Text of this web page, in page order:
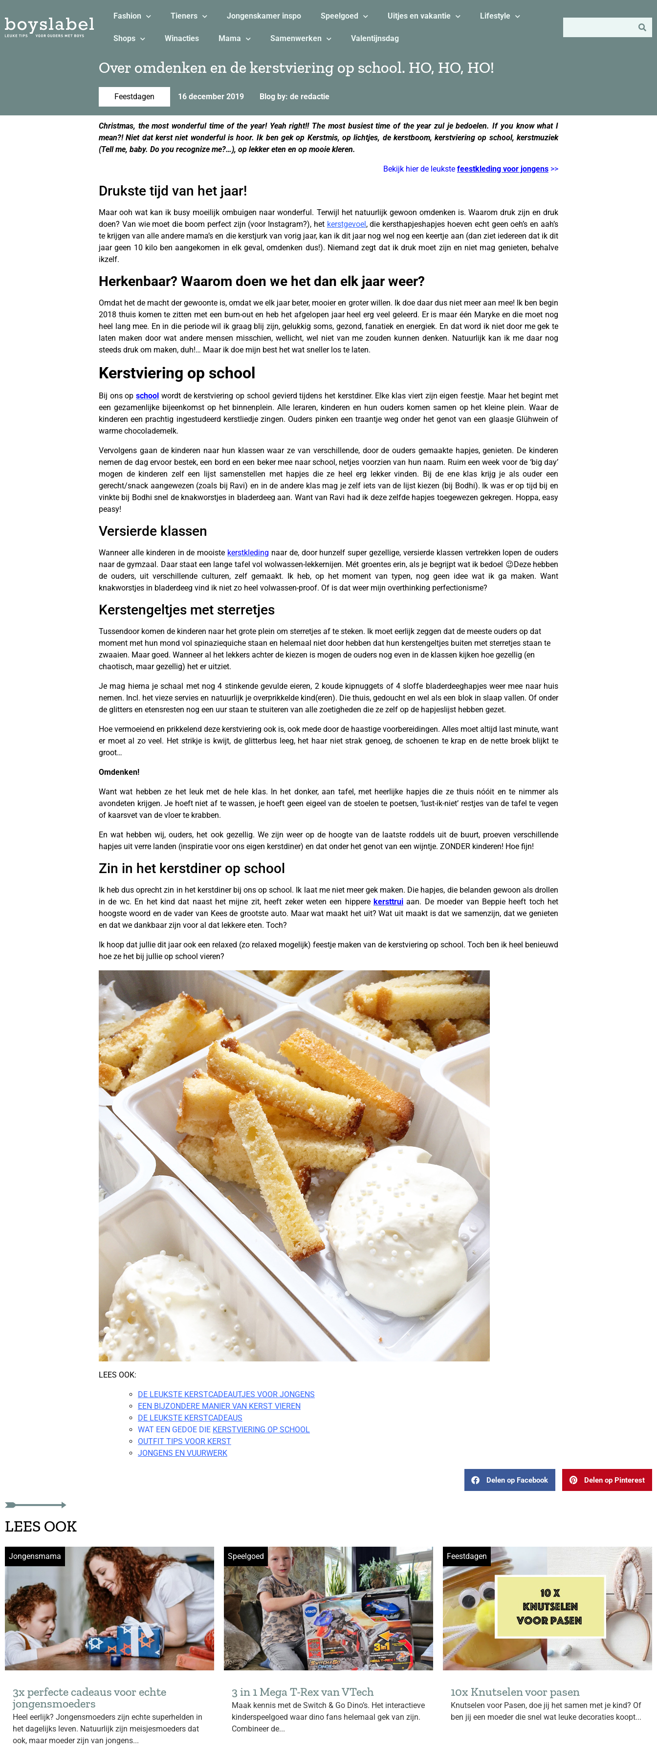
Fashion Tieners Jongenskamer inspo Speelgoed Uitjes en vakantie Lifestyle
Shops Winacties Mama Samenwerken Valentijnsdag
Over omdenken en de kerstviering op school. HO, HO, HO!
Feestdagen 16 december 2019 Blog by: de redactie
Christmas, the most wonderful time of the year! Yeah right!! The most busiest time of the year zul je bedoelen. If you know what I
mean?!Niet dat kerst niet wonderful is hoor. Ik ben gek op Kerstmis, op lichtjes, de kerstboom, kerstviering op school, kerstmuziek
(Tell me, baby. Do you recognize me?…), op lekker eten en op mooie kleren.
Bekijk hier de leukste feestkleding voor jongens >>
Drukste tijd van het jaar!
Maar ooh wat kan ik busy moeilijk ombuigen naar wonderful. Terwijl het natuurlijk gewoon omdenken is. Waarom druk zijn en druk
doen? Van wie moet die boom perfect zijn (voor Instagram?), het kerstgevoel, die kersthapjeshapjes hoeven echt geen oeh’s en aah’s
te krijgen van alle andere mama’s en die kerstjurk van vorig jaar, kan ik dit jaar nog wel nog een keertje aan (dan ziet iedereen dat ik dit
jaar geen 10 kilo ben aangekomen in elk geval, omdenken dus!). Niemand zegt dat ik druk moet zijn en niet mag genieten, behalve
ikzelf.
Herkenbaar? Waarom doen we het dan elk jaar weer?
Omdat het de macht der gewoonte is, omdat we elk jaar beter, mooier en groter willen. Ik doe daar dus niet meer aan mee! Ik ben begin
2018 thuis komen te zitten met een burn-out en heb het afgelopen jaar heel erg veel geleerd. Er is maar één Maryke en die moet nog
heel lang mee. En in die periode wil ik graag blij zijn, gelukkig soms, gezond, fanatiek en energiek. En dat word ik niet door me gek te
laten maken door wat andere mensen misschien, wellicht, wel niet van me zouden kunnen denken. Natuurlijk kan ik me daar nog
steeds druk om maken, duh!… Maar ik doe mijn best het wat sneller los te laten.
Kerstviering op school
Bij ons opschool wordt de kerstviering op school gevierd tijdens het kerstdiner. Elke klas viert zijn eigen feestje. Maar het begint met
een gezamenlijke bijeenkomst op het binnenplein. Alle leraren, kinderen en hun ouders komen samen op het kleine plein. Waar de
kinderen een prachtig ingestudeerd kerstliedje zingen. Ouders pinken een traantje weg onder het genot van een glaasje Glühwein of
warme chocolademelk.
Vervolgens gaan de kinderen naar hun klassen waar ze van verschillende, door de ouders gemaakte hapjes, genieten. De kinderen
nemen de dag ervoor bestek, een bord en een beker mee naar school, netjes voorzien van hun naam. Ruim een week voor de ‘big day’
mogen de kinderen zelf een lijst samenstellen met hapjes die ze heel erg lekker vinden. Bij de ene klas krijg je als ouder een
gerecht/snack aangewezen (zoals bij Ravi) en in de andere klas mag je zelf iets van de lijst kiezen (bij Bodhi). Ik was er op tijd bij en
vinkte bij Bodhi snel de knakworstjes in bladerdeeg aan. Want van Ravi had ik deze zelfde hapjes toegewezen gekregen. Hoppa, easy
peasy!
Versierde klassen
Wanneer alle kinderen in de mooiste kerstkleding naar de, door hunzelf super gezellige, versierde klassen vertrekken lopen de ouders
naar de gymzaal. Daar staat een lange tafel vol wolwassen-lekkernijen. Mét groentes erin, als je begrijpt wat ik bedoel 😉Deze hebben
de ouders, uit verschillende culturen, zelf gemaakt. Ik heb, op het moment van typen, nog geen idee wat ik ga maken. Want
knakworstjes in bladerdeeg vind ik niet zo heel volwassen-proof. Of is dat weer mijn overthinking perfectionisme?
Kerstengeltjes met sterretjes
Tussendoor komen de kinderen naar het grote plein om sterretjes af te steken. Ik moet eerlijk zeggen dat de meeste ouders op dat
moment met hun mond vol spinaziequiche staan en helemaal niet door hebben dat hun kerstengeltjes buiten met sterretjes staan te
zwaaien. Maar goed. Wanneer al het lekkers achter de kiezen is mogen de ouders nog even in de klassen kijken hoe gezellig (en
chaotisch, maar gezellig) het er uitziet.
Je mag hierna je schaal met nog 4 stinkende gevulde eieren, 2 koude kipnuggets of 4 sloffe bladerdeeghapjes weer mee naar huis
nemen. Incl. het vieze servies en natuurlijk je overprikkelde kind(eren). Die thuis, gedoucht en wel als een blok in slaap vallen. Of onder
de glitters en etensresten nog een uur staan te stuiteren van alle zoetigheden die ze zelf op de hapjeslijst hebben gezet.
Hoe vermoeiend en prikkelend deze kerstviering ook is, ook mede door de haastige voorbereidingen. Alles moet altijd last minute, want
er moet al zo veel. Het strikje is kwijt, de glitterbus leeg, het haar niet strak genoeg, de schoenen te krap en de nette broek blijkt te
groot…
Omdenken!
Want wat hebben ze het leuk met de hele klas. In het donker, aan tafel, met heerlijke hapjes die ze thuis nóóit en te nimmer als
avondeten krijgen. Je hoeft niet af te wassen, je hoeft geen eigeel van de stoelen te poetsen, ‘lust-ik-niet’ restjes van de tafel te vegen
of kaarsvet van de vloer te krabben.
En wat hebben wij, ouders, het ook gezellig. We zijn weer op de hoogte van de laatste roddels uit de buurt, proeven verschillende
hapjes uit verre landen (inspiratie voor ons eigen kerstdiner) en dat onder het genot van een wijntje. ZONDER kinderen! Hoe fijn!
Zin in het kerstdiner op school
Ik heb dus oprecht zin in het kerstdiner bij ons op school. Ik laat me niet meer gek maken. Die hapjes, die belanden gewoon als drollen
in de wc. En het kind dat naast het mijne zit, heeft zeker weten een hippere kersttrui aan. De moeder van Beppie heeft toch het
hoogste woord en de vader van Kees de grootste auto. Maar wat maakt het uit? Wat uit maakt is dat we samenzijn, dat we genieten
en dat we dankbaar zijn voor al dat lekkere eten. Toch?
Ik hoop dat jullie dit jaar ook een relaxed (zo relaxed mogelijk) feestje maken van de kerstviering op school. Toch ben ik heel benieuwd
hoe ze het bij jullie op school vieren?
LEES OOK:
DE LEUKSTE KERSTCADEAUTJES VOOR JONGENS
EEN BIJZONDERE MANIER VAN KERST VIEREN
DE LEUKSTE KERSTCADEAUS
WAT EEN GEDOE DIE KERSTVIERING OP SCHOOL
OUTFIT TIPS VOOR KERST
JONGENS EN VUURWERK
Delen op Facebook Delen op Pinterest
LEES OOK
Jongensmama
3x perfecte cadeaus voor echte
jongensmoeders
Heel eerlijk? Jongensmoeders zijn echte superhelden in
het dagelijks leven. Natuurlijk zijn meisjesmoeders dat
ook, maar moeder zijn van jongens...
Speelgoed
3 in 1 Mega T-Rex van VTech
Maak kennis met de Switch & Go Dino’s. Het interactieve
kinderspeelgoed waar dino fans helemaal gek van zijn.
Combineer de...
Feestdagen
10x Knutselen voor pasen
Knutselen voor Pasen, doe jij het samen met je kind? Of
ben jij een moeder die snel wat leuke decoraties koopt...